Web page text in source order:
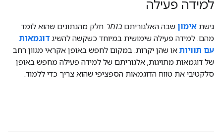
למידה פעילה
גישת אימון שבה האלגוריתם בוחר חלק מהנתונים שהוא לומד
מהם. למידה פעילה שימושית במיוחד כשקשה להשיג דוגמאות
עם תוויות או שהן יקרות. במקום לחפש באופן אקראי מגוון רחב
של דוגמאות מתויגות, אלגוריתם של למידה פעילה מחפש באופן
סלקטיבי את טווח הדוגמאות הספציפי שהוא צריך כדי ללמוד.